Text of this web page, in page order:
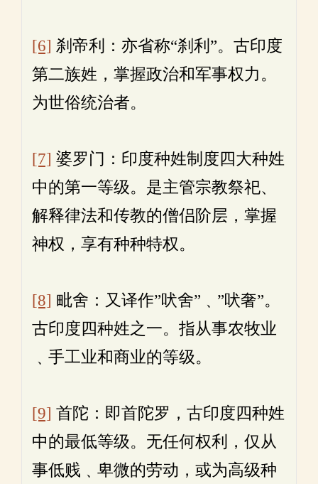
[6] 刹帝利：亦省称“刹利”。古印度
第二族姓，掌握政治和军事权力。
为世俗统治者。
[7] 婆罗门：印度种姓制度四大种姓
中的第一等级。是主管宗教祭祀、
解释律法和传教的僧侣阶层，掌握
神权，享有种种特权。
[8] 毗舍：又译作”吠舍”﹑”吠奢”。
古印度四种姓之一。指从事农牧业
﹑手工业和商业的等级。
[9] 首陀：即首陀罗，古印度四种姓
中的最低等级。无任何权利，仅从
事低贱﹑卑微的劳动，或为高级种